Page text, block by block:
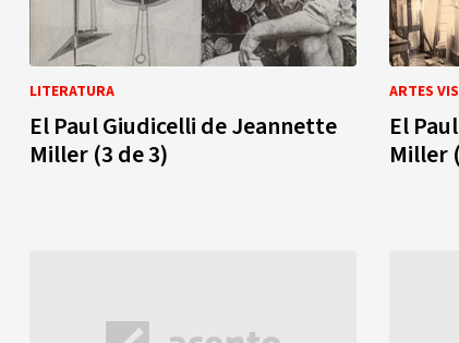
LITERATURA
El Paul Giudicelli de Jeannette
Miller (3 de 3)
ARTES
El
Miller